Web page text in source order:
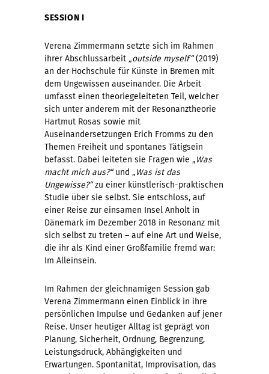
SESSION I
Verena Zimmermann setzte sich im Rahmen
ihrer Abschlussarbeit „outside myself“(2019)
an der Hochschule für Künste in Bremen mit
dem Ungewissen auseinander. Die Arbeit
umfasst einen theoriegeleiteten Teil, welcher
sich unter anderem mit der Resonanztheorie
Hartmut Rosas sowie mit
Auseinandersetzungen Erich Fromms zu den
Themen Freiheit und spontanes Tätigsein
befasst. Dabei leiteten sie Fragen wie „Was
macht mich aus?“und „Was ist das
Ungewisse?“zu einer künstlerisch-praktischen
Studie über sie selbst. Sie entschloss, auf
einer Reise zur einsamen Insel Anholt in
Dänemark im Dezember 2018 in Resonanz mit
sich selbst zu treten – auf eine Art und Weise,
die ihr als Kind einer Großfamilie fremd war:
Im Alleinsein.
Im Rahmen der gleichnamigen Session gab
Verena Zimmermann einen Einblick in ihre
persönlichen Impulse und Gedanken auf jener
Reise. Unser heutiger Alltag ist geprägt von
Planung, Sicherheit, Ordnung, Begrenzung,
Leistungsdruck, Abhängigkeiten und
Erwartungen. Spontanität, Improvisation, das